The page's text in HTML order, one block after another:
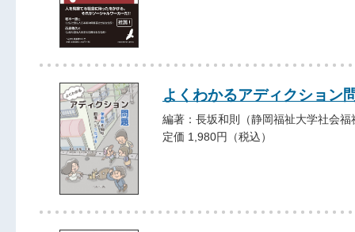
よくわかるアディクション
編著：長坂和則（静岡福祉大学社会
定価 1,980円（税込）